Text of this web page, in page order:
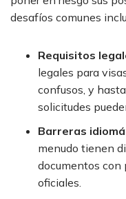
desafíos comunes
Requisitos
legales para
confusos, y
solicitudes
Barreras
menudo tienen
documentos con
oficiales.